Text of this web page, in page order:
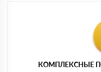
КОМПЛЕКСНЫЕ